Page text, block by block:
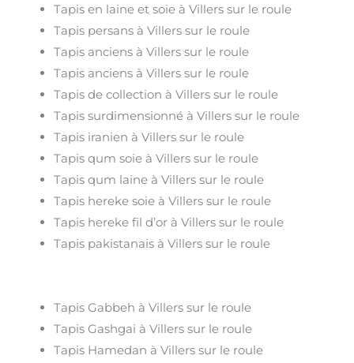
Tapis en laine et soie à Villers sur le roule
Tapis persans à Villers sur le roule
Tapis anciens à Villers sur le roule
Tapis anciens à Villers sur le roule
Tapis de collection à Villers sur le roule
Tapis surdimensionné à Villers sur le roule
Tapis iranien à Villers sur le roule
Tapis qum soie à Villers sur le roule
Tapis qum laine à Villers sur le roule
Tapis hereke soie à Villers sur le roule
Tapis hereke fil d’or à Villers sur le roule
Tapis pakistanais à Villers sur le roule
Tapis Gabbeh à Villers sur le roule
Tapis Gashgai à Villers sur le roule
Tapis Hamedan à Villers sur le roule